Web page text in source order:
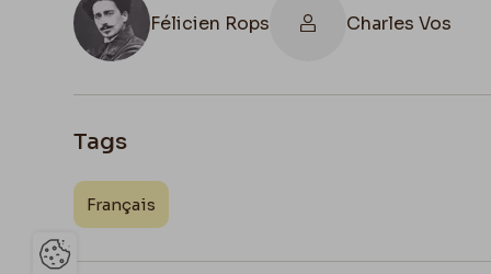
Félicien Rops Charles Vos
Tags
Français